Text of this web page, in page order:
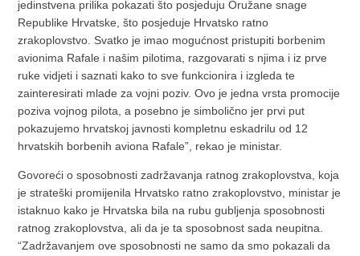
jedinstvena prilika pokazati što posjeduju Oružane snage
Republike Hrvatske, što posjeduje Hrvatsko ratno
zrakoplovstvo. Svatko je imao mogućnost pristupiti borbenim
avionima Rafale i našim pilotima, razgovarati s njima i iz prve
ruke vidjeti i saznati kako to sve funkcionira i izgleda te
zainteresirati mlade za vojni poziv. Ovo je jedna vrsta promocije
poziva vojnog pilota, a posebno je simbolično jer prvi put
pokazujemo hrvatskoj javnosti kompletnu eskadrilu od 12
hrvatskih borbenih aviona Rafale”, rekao je ministar.
Govoreći o sposobnosti zadržavanja ratnog zrakoplovstva, koja
je strateški promijenila Hrvatsko ratno zrakoplovstvo, ministar je
istaknuo kako je Hrvatska bila na rubu gubljenja sposobnosti
ratnog zrakoplovstva, ali da je ta sposobnost sada neupitna.
“Zadržavanjem ove sposobnosti ne samo da smo pokazali da